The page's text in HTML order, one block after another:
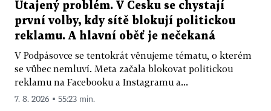
Utajený problém. V Česku se chystají
první volby, kdy sítě blokují politickou
reklamu. A hlavní oběť je nečekaná
V Podpásovce se tentokrát věnujeme tématu, o kterém
se vůbec nemluví. Meta začala blokovat politickou
reklamu na Facebooku a Instagramu a...
7. 8. 2026 ▪ 55:23 min.